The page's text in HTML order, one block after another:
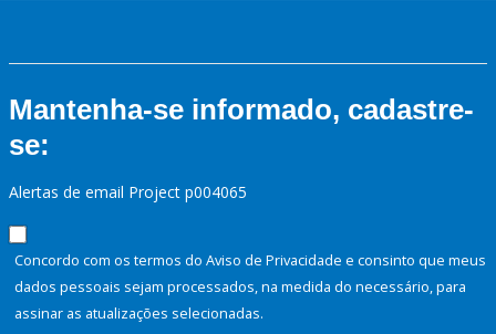
Mantenha-se informado, cadastre-
se:
Alertas de email Project p004065
Concordo com os termos do Aviso de Privacidade e consinto que meus
dados pessoais sejam processados, na medida do necessário, para
assinar as atualizações selecionadas.